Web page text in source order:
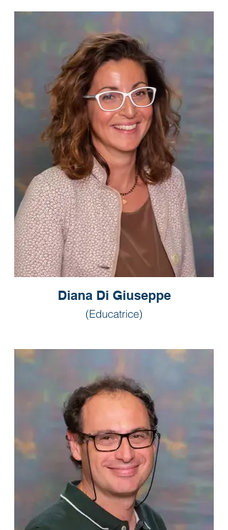
Diana Di Giuseppe
(Educatrice)